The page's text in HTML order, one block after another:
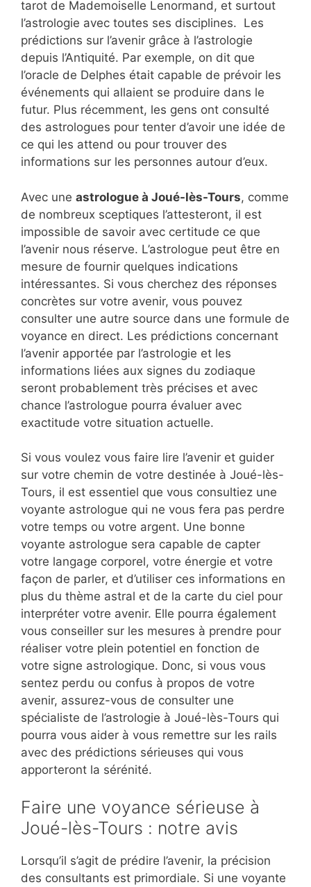
tarot de Mademoiselle Lenormand, et surtout
l’astrologie avec toutes ses disciplines. Les
prédictions sur l’avenir grâce à l’astrologie
depuis l’Antiquité. Par exemple, on dit que
l’oracle de Delphes était capable de prévoir les
événements qui allaient se produire dans le
futur. Plus récemment, les gens ont consulté
des astrologues pour tenter d’avoir une idée de
ce qui les attend ou pour trouver des
informations sur les personnes autour d’eux.
Avec une astrologue à Joué-lès-Tours, comme
de nombreux sceptiques l’attesteront, il est
impossible de savoir avec certitude ce que
l’avenir nous réserve. L’astrologue peut être en
mesure de fournir quelques indications
intéressantes. Si vous cherchez des réponses
concrètes sur votre avenir, vous pouvez
consulter une autre source dans une formule de
voyance en direct. Les prédictions concernant
l’avenir apportée par l’astrologie et les
informations liées aux signes du zodiaque
seront probablement très précises et avec
chance l’astrologue pourra évaluer avec
exactitude votre situation actuelle.
Si vous voulez vous faire lire l’avenir et guider
sur votre chemin de votre destinée à Joué-lès-
Tours, il est essentiel que vous consultiez une
voyante astrologue qui ne vous fera pas perdre
votre temps ou votre argent. Une bonne
voyante astrologue sera capable de capter
votre langage corporel, votre énergie et votre
façon de parler, et d’utiliser ces informations en
plus du thème astral et de la carte du ciel pour
interpréter votre avenir. Elle pourra également
vous conseiller sur les mesures à prendre pour
réaliser votre plein potentiel en fonction de
votre signe astrologique. Donc, si vous vous
sentez perdu ou confus à propos de votre
avenir, assurez-vous de consulter une
spécialiste de l’astrologie à Joué-lès-Tours qui
pourra vous aider à vous remettre sur les rails
avec des prédictions sérieuses qui vous
apporteront la sérénité.
Faire une voyance sérieuse à
Joué-lès-Tours : notre avis
Lorsqu’il s’agit de prédire l’avenir, la précision
des consultants est primordiale. Si une voyante